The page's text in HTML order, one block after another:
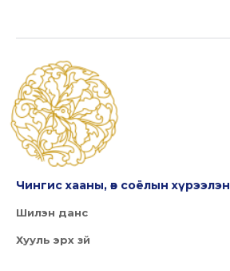
Чингис хааны, өв соёлын хүрээлэн
Шилэн данс
Хууль эрх зүй